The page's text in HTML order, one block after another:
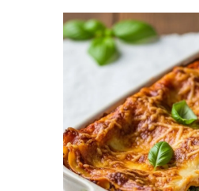
LOS
FRUTOS
SECOS
PARA
LA
SALUD
Y
CÓMO